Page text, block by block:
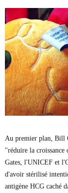
Au premier plan, Bill
"réduire la croissance
Gates, l'UNICEF et
d'avoir stérilisé
antigène HCG caché